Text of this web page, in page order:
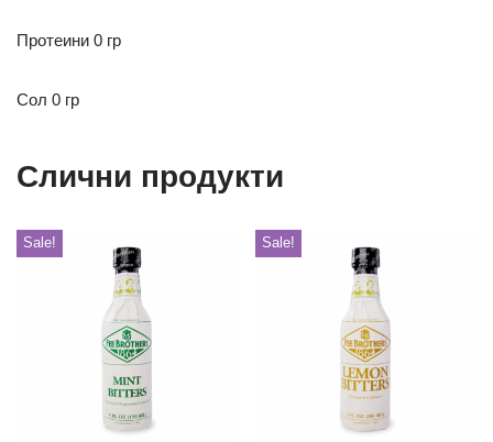
Протеини 0 гр
Сол 0 гр
Слични продукти
Sale! Sale!